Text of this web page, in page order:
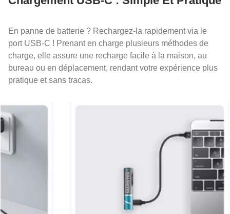
En panne de batterie ? Rechargez-la rapidement via le
port USB-C ! Prenant en charge plusieurs méthodes de
charge, elle assure une recharge facile à la maison, au
bureau ou en déplacement, rendant votre expérience plus
pratique et sans tracas.